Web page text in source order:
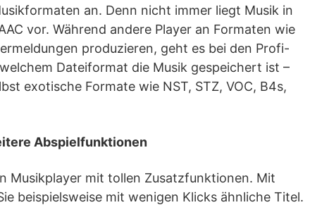
an. Denn nicht immer liegt Musik in
vor. Während andere Player an Formaten wie
produzieren, geht es bei den Profi-
Dateiformat die Musik gespeichert ist –
exotische Formate wie NST, STZ, VOC, B4s,
Abspielfunktionen
Musikplayer mit tollen Zusatzfunktionen. Mit
beispielsweise mit wenigen Klicks ähnliche Titel.